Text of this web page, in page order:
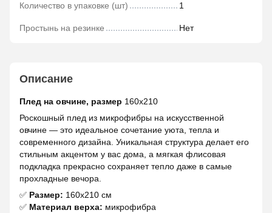
Количество в упаковке (шт) 1
Простынь на резинке Нет
Описание
Плед на овчине, размер 160х210
Роскошный плед из микрофибры на искусственной
овчине — это идеальное сочетание уюта, тепла и
современного дизайна. Уникальная структура делает его
стильным акцентом у вас дома, а мягкая флисовая
подкладка прекрасно сохраняет тепло даже в самые
прохладные вечора.
✅ Размер: 160х210 см
✅ Материал верха: микрофибра